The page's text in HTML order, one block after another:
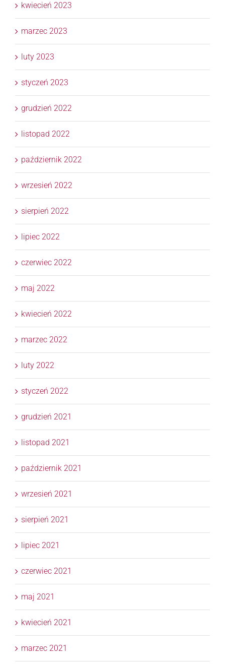
kwiecień 2023
marzec 2023
luty 2023
styczeń 2023
grudzień 2022
listopad 2022
październik 2022
wrzesień 2022
sierpień 2022
lipiec 2022
czerwiec 2022
maj 2022
kwiecień 2022
marzec 2022
luty 2022
styczeń 2022
grudzień 2021
listopad 2021
październik 2021
wrzesień 2021
sierpień 2021
lipiec 2021
czerwiec 2021
maj 2021
kwiecień 2021
marzec 2021